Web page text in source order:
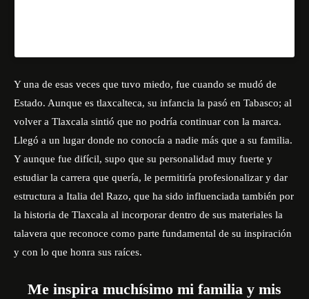
Y una de esas veces que tuvo miedo, fue cuando se mudó de
Estado. Aunque es tlaxcalteca, su infancia la pasó en Tabasco; al
volver a Tlaxcala sintió que no podría continuar con la marca.
Llegó a un lugar donde no conocía a nadie más que a su familia.
Y aunque fue difícil, supo que su personalidad muy fuerte y
estudiar la carrera que quería, le permitiría profesionalizar y dar
estructura a Italia del Razo, que ha sido influenciada también por
la historia de Tlaxcala al incorporar dentro de sus materiales la
talavera que reconoce como parte fundamental de su inspiración
y con lo que honra sus raíces.
Me inspira muchísimo mi familia y mis